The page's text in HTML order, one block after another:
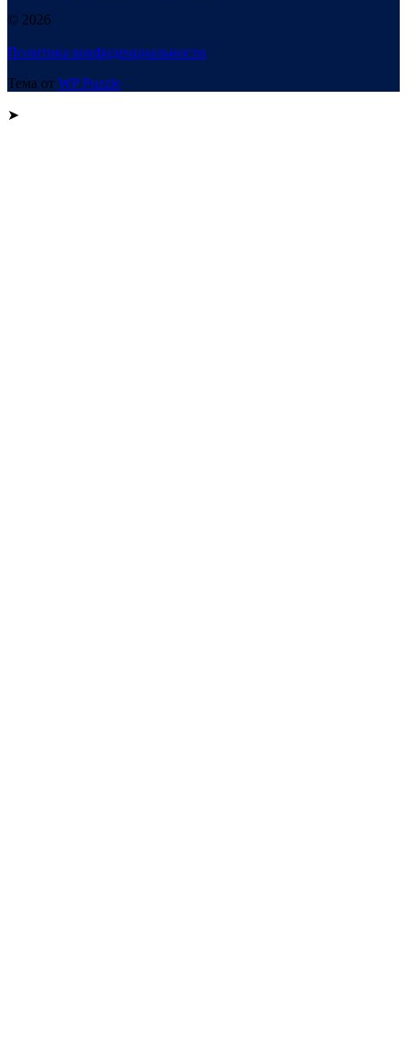
© 2026
Политика конфиденциальности
Тема от WP Puzzle
➤